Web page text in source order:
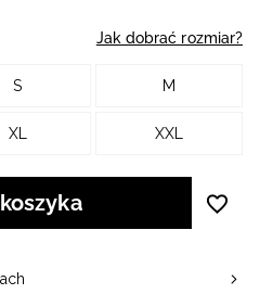
Jak dobrać rozmiar?
S M
XL XXL